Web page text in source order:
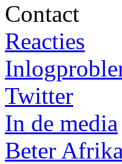
Contact
Reacties
Twitter
In de media
Beter